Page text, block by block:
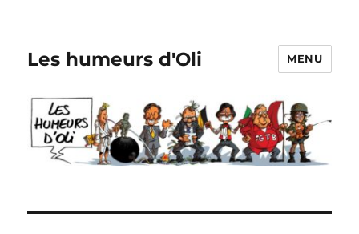
Les humeurs d'Oli MENU